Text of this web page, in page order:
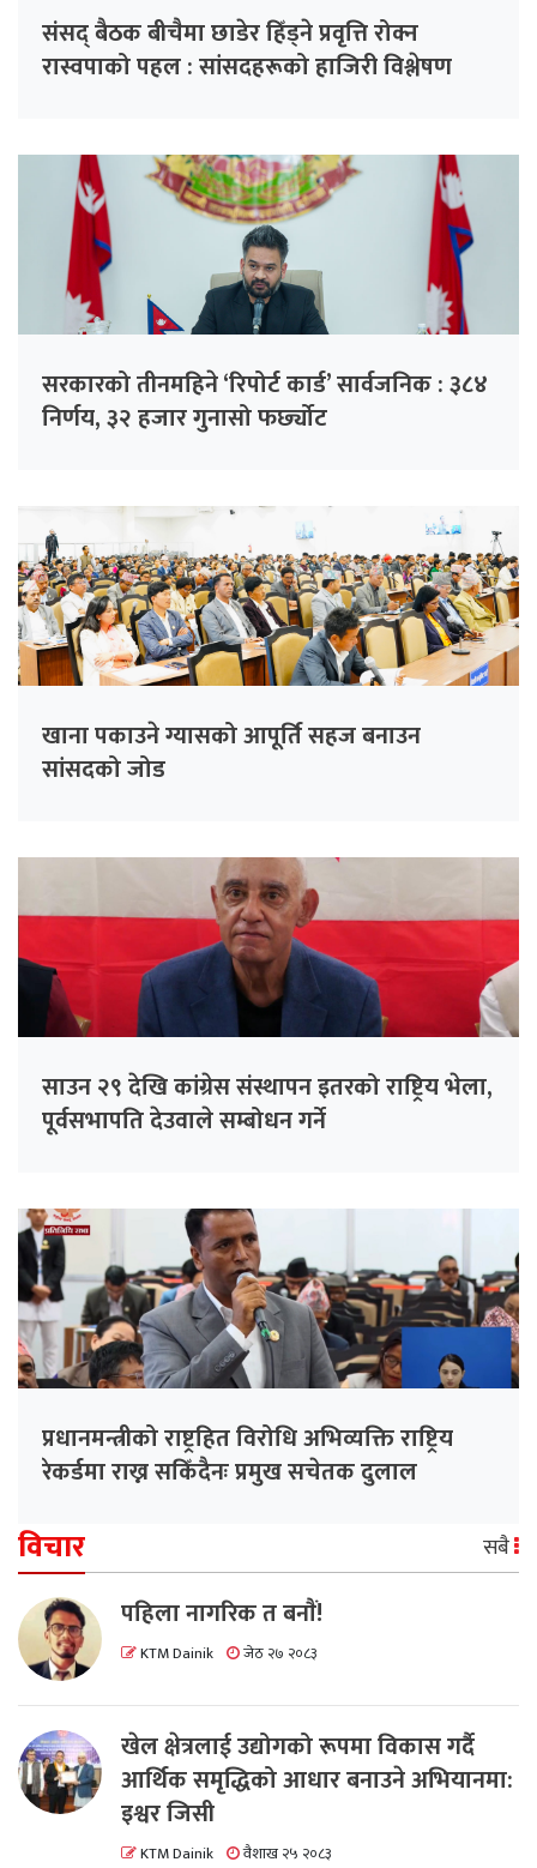
संसद् बैठक बीचैमा छाडेर हिँड्ने प्रवृत्ति रोक्न
रास्वपाको पहल : सांसदहरूको हाजिरी विश्लेषण
सरकारको तीनमहिने ‘रिपोर्ट कार्ड’ सार्वजनिक : ३८४
निर्णय, ३२ हजार गुनासो फर्छ्योट
खाना पकाउने ग्यासको आपूर्ति सहज बनाउन
सांसदको जोड
साउन २९ देखि कांग्रेस संस्थापन इतरको राष्ट्रिय भेला,
पूर्वसभापति देउवाले सम्बोधन गर्ने
प्रधानमन्त्रीको राष्ट्रहित विरोधि अभिव्यक्ति राष्ट्रिय
रेकर्डमा राख्न सकिँदैनः प्रमुख सचेतक दुलाल
विचार सबै
पहिला नागरिक त बनाैं!
KTM Dainik जेठ २७ २०८३
खेल क्षेत्रलाई उद्योगको रूपमा विकास गर्दै
आर्थिक समृद्धिको आधार बनाउने अभियानमा:
इश्वर जिसी
KTM Dainik वैशाख २५ २०८३